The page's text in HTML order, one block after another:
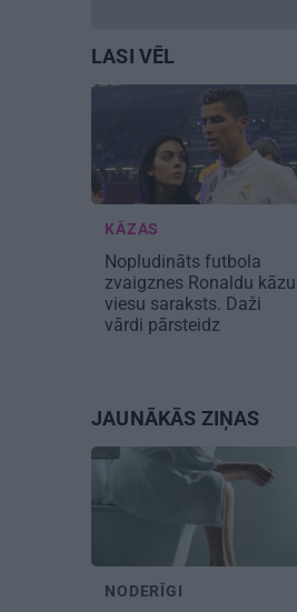
LASI VĒL
KĀZAS
Nopludināts futbola
zvaigznes Ronaldu kāzu
viesu saraksts. Daži
vārdi pārsteidz
JAUNĀKĀS ZIŅAS
NODERĪGI